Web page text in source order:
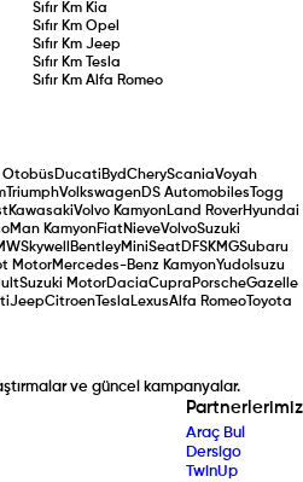
Sıfır Km Kia
Sıfır Km Opel
Sıfır Km Jeep
Sıfır Km
Tesla
Sıfır Km Alfa Romeo
Otobüs Ducati BydCheryScaniaVoyah
TriumphVolkswagenDS Automobiles Togg
KawasakiVolvo KamyonLand RoverHyundai
Man KamyonFiatNieveVolvoSuzuki
Skywell BentleyMiniSeatDFSKMGSubaru
MotorMercedes-Benz KamyonYudoIsuzu
Suzuki MotorDaciaCupra PorscheGazelle
JeepCitroen Tesla LexusAlfa Romeo Toyota
ve güncel kampanyalar.
Partnerlerimiz
Araç Bul
Dersigo
TwinUp